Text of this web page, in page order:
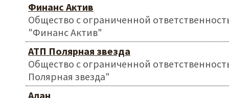
Финанс Актив
Общество с ограниченной
"Финанс Актив"
АТП Полярная звезда
Общество с ограниченной
Полярная звезда"
Алан